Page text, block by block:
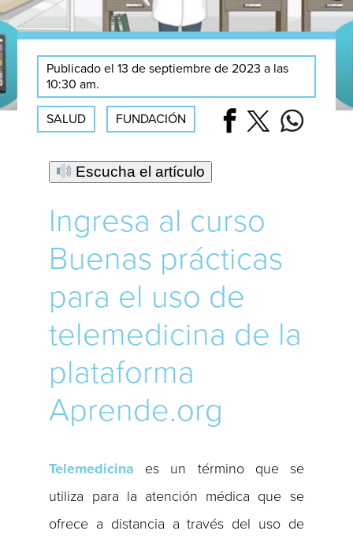
Publicado el 13 de septiembre de 2023 a las
10:30 am.
SALUD FUNDACIÓN
Escucha el artículo
Ingresa al curso
Buenas prácticas
para el uso de
telemedicina de la
plataforma
Aprende.org
Telemedicina es un término que se
utiliza para la atención médica que se
ofrece a distancia a través del uso de